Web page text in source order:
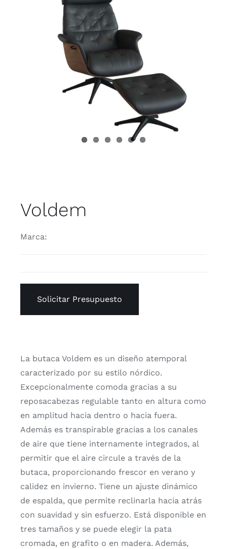
Juvenil
Accesorios
Marcas
Tiendas
Voldem
Marca:
Solicitar Presupuesto
La butaca Voldem es un diseño atemporal
caracterizado por su estilo nórdico.
Excepcionalmente comoda gracias a su
reposacabezas regulable tanto en altura como
en amplitud hacia dentro o hacia fuera.
Además es transpirable gracias a los canales
de aire que tiene internamente integrados, al
permitir que el aire circule a través de la
butaca, proporcionando frescor en verano y
calidez en invierno. Tiene un ajuste dinámico
de espalda, que permite reclinarla hacia atrás
con suavidad y sin esfuerzo. Está disponible en
tres tamaños y se puede elegir la pata
cromada, en grafito o en madera. Además,